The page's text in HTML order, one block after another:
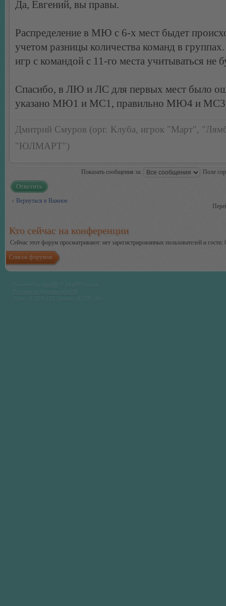
Да, Евгений, вы правы.
Распределение в МЮ с 6-х мест быдет
учетом разницы количества команд в группах.
игр с командой с 11-го места учитываться не
Спасибо, в ЛЮ и ЛС для первых мест было
указано МЮ1 и МС1, правильно МЮ4 и МС3
Дмитрий Смуров (орг. Клуба, игрок "Март",
"ЮЛМАРТ")
Показать сообщения за: Поле
Ответить
Вернуться в Важное
Кто сейчас на конференции
Сейчас этот форум просматривают: нет зарегистрированных пользователей и гости:
Список форумов
Time : 0.253s | 20 Queries | GZIP : On